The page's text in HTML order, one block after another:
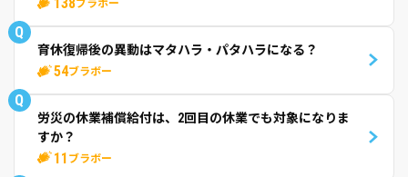
ブラボー
Q
育休復帰後の異動はマタハラ・パタハラになる？
54ブラボー
Q
労災の休業補償給付は、2回目の休業でも対象になりま
すか？
11 ブラボー